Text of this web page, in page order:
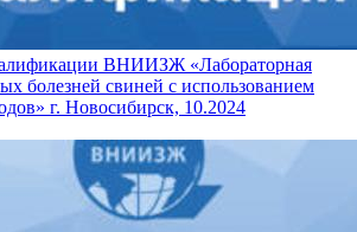
ВНИИЗЖ «Лабораторная
болезней свиней с использованием
г. Новосибирск, 10.2024